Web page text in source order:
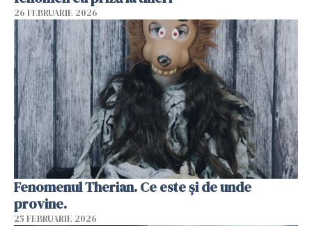
26 FEBRUARIE 2026
Fenomenul Therian. Ce este și de unde
provine.
25 FEBRUARIE 2026